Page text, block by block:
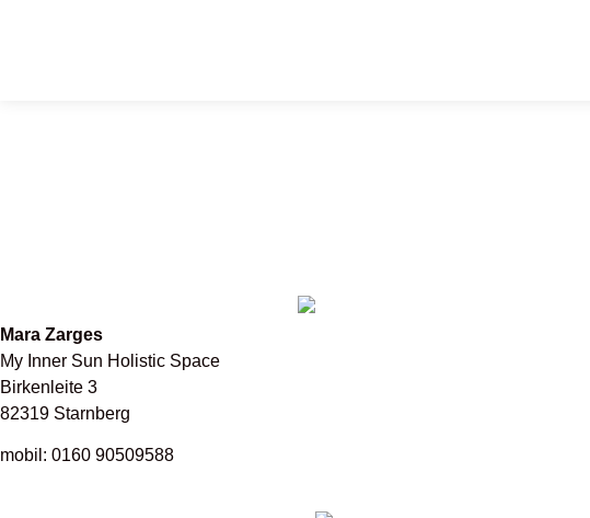
Mara Zarges
My Inner Sun Holistic Space
Birkenleite 3
82319 Starnberg
mobil: 0160 90509588